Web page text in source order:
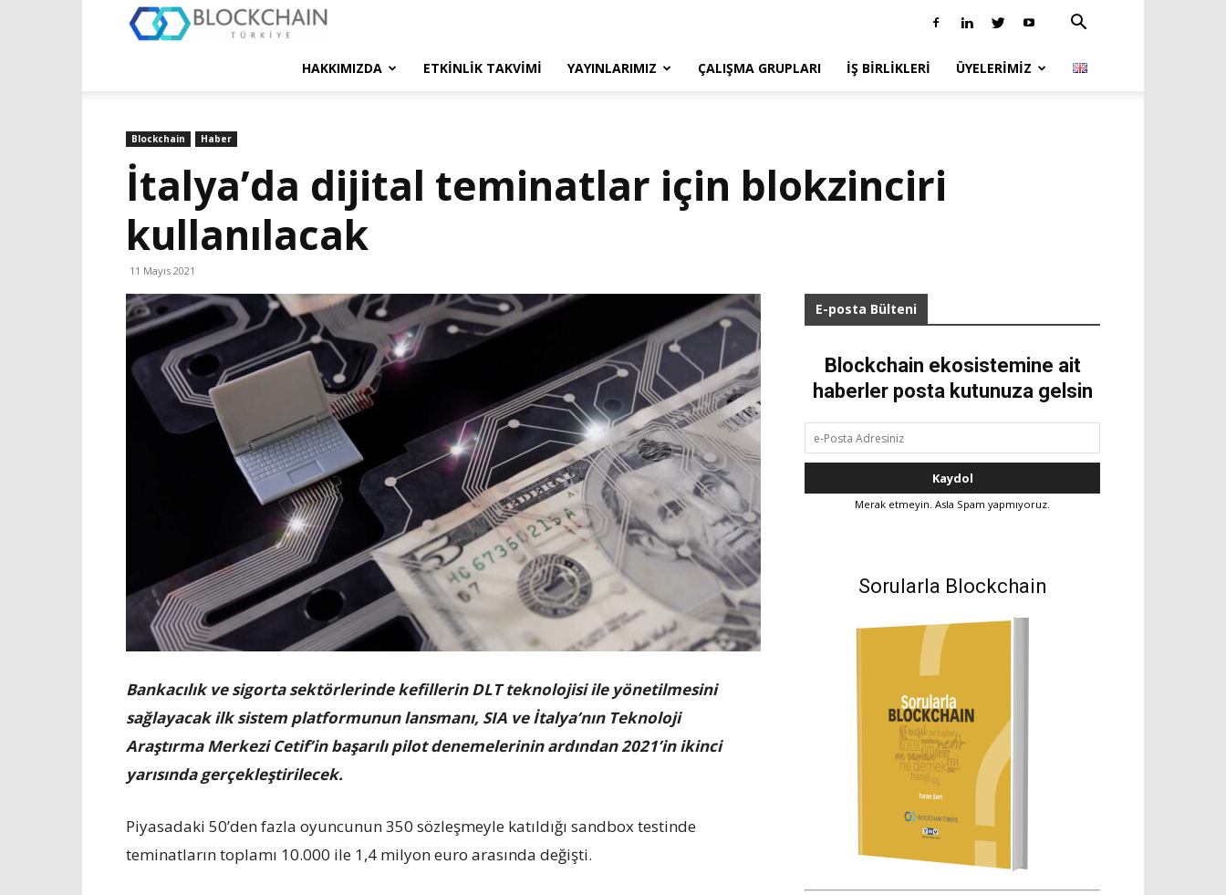
Türkiye
HAKKIMIZDA ETKINLIK TAKVIMI YAYINLARIMIZ ÇALIŞMA GRUPLARI İŞ BIRLIKLERI ÜYELERIMIZ
Blockchain Haber
İtalya’da dijital teminatlar için blokzinciri
kullanılacak
11 Mayıs 2021
Bankacılık ve sigorta sektörlerinde kefillerin DLT teknolojisi ile yönetilmesini
sağlayacak ilk sistem platformunun lansmanı, SIA ve İtalya’nın Teknoloji
Araştırma Merkezi Cetif’in başarılı pilot denemelerinin ardından 2021’in ikinci
yarısında gerçekleştirilecek.
Piyasadaki 50’den fazla oyuncunun 350 sözleşmeyle katıldığı sandbox testinde
teminatların toplamı 10.000 ile 1,4 milyon euro arasında değişti.
E-posta Bülteni
Blockchain ekosistemine ait
haberler posta kutunuza gelsin
Merak etmeyin. Asla Spam yapmıyoruz.
Sorularla Blockchain